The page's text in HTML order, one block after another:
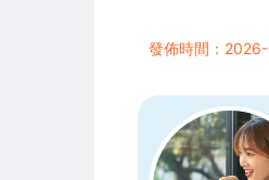
發佈時間：